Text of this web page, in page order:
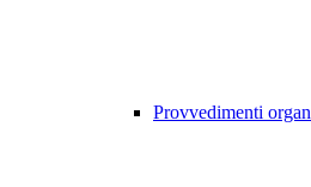
Provvedimenti